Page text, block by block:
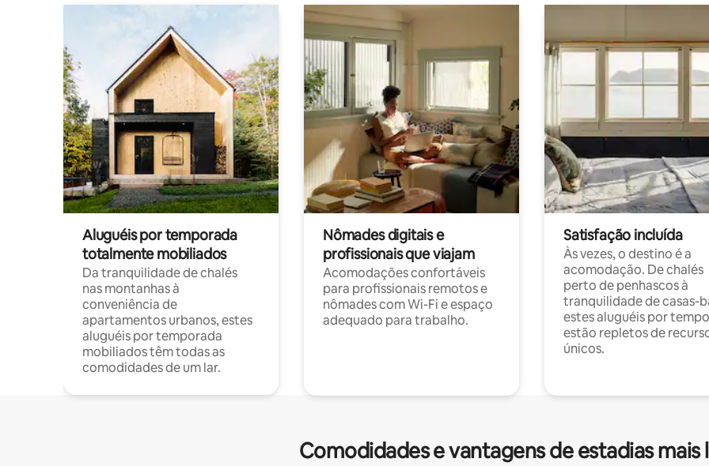
Aluguéis por temporada
totalmente mobiliados
Da tranquilidade de chalés
nas montanhas à
conveniência de
apartamentos urbanos, estes
aluguéis por temporada
mobiliados têm todas as
comodidades de um lar.
Nômades digitais e
profissionais que viajam
Acomodações confortáveis
para profissionais remotos e
nômades com Wi-Fi e espaço
adequado para trabalho.
Satisfação incluída
Às vezes, o destino é a
acomodação. De chalés
perto de penhascos à
tranquilidade de casas-
estes aluguéis por
estão repletos de
únicos.
Comodidades e vantagens de estadias mais